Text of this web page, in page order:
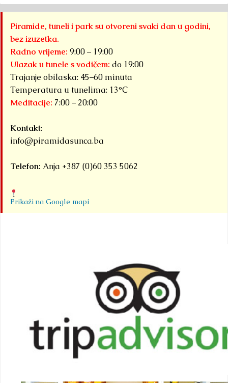
augusta
godine biti
Piramide, tuneli i park su otvoreni svaki dan u godini,
bez izuzetka.
Radno vrijeme: 9:00 – 19:00
Ulazak u tunele s vodičem: do 19:00
Trajanje obilaska: 45–60 minuta
Temperatura u tunelima: 13°C
Meditacije: 7:00 – 20:00
Kontakt:
info@piramidasunca.ba
Telefon: Anja +387 (0)60 353 5062
Prikaži na Google mapi